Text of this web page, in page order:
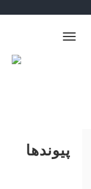
content
Toggle
ارزانکده
راحتی.کفش
ارزان.کتونی
ارزان.دمپایی
💐👡 فروش عمده کفش و
پیوندها